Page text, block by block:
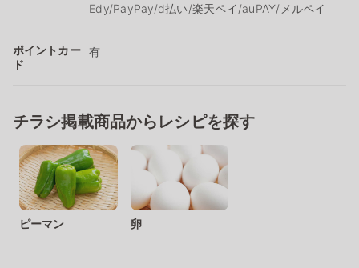
Edy/PayPay/d払い/楽天ペイ/auPAY/メルペイ
ポイントカー
ド
有
チラシ掲載商品からレシピを探す
ピーマン 卵